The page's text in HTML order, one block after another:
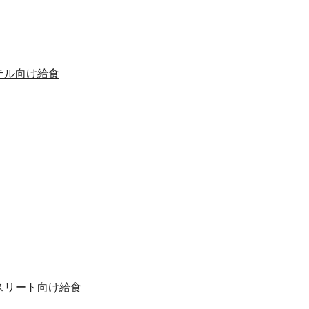
ル向け給食
リート向け給食